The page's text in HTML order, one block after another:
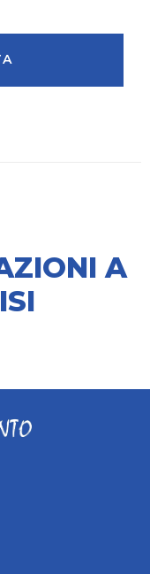
A